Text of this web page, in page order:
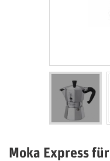
Moka Express